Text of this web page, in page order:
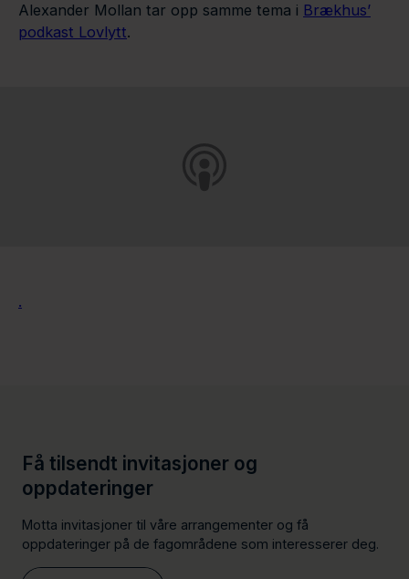
Alexander Mollan tar opp samme tema i Brækhus’
podkast Lovlytt.
.
Få tilsendt invitasjoner og
oppdateringer
Motta invitasjoner til våre arrangementer og få
oppdateringer på de fagområdene som interesserer deg.